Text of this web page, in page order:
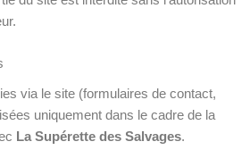
via le site (formulaires de contact,
uniquement dans le cadre de la
La Supérette des Salvages.